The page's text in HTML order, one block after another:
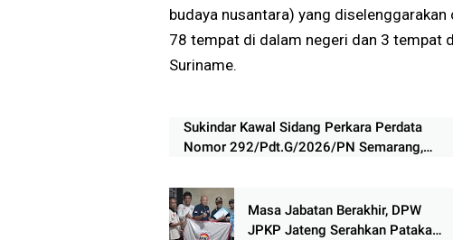
budaya nusantara) yang
78 tempat di dalam negeri dan 3 tempat
Suriname.
Sukindar Kawal Sidang Perkara Perdata
Nomor 292/Pdt.G/2026/PN Semarang,
Agustus
Masa Jabatan Berakhir, DPW
JPKP Jateng Serahkan Pataka